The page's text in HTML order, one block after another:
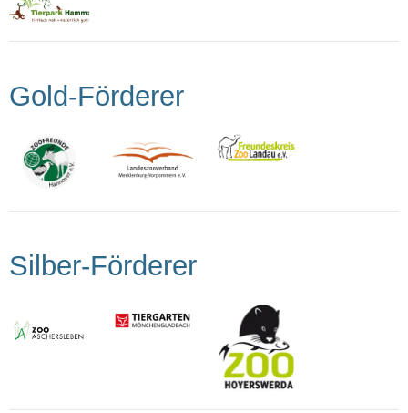
Gold-Förderer
Silber-Förderer